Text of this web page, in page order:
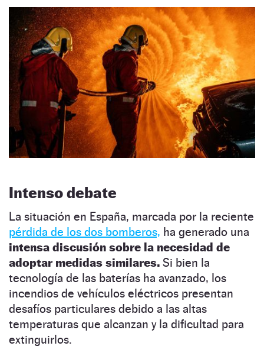
Intenso debate
La situación en España, marcada por la reciente
pérdida de los dos bomberos, ha generado una
intensa discusión sobre la necesidad de
adoptar medidas similares. Si bien la
tecnología de las baterías ha avanzado, los
incendios de vehículos eléctricos presentan
desafíos particulares debido a las altas
temperaturas que alcanzan y la dificultad para
extinguirlos.